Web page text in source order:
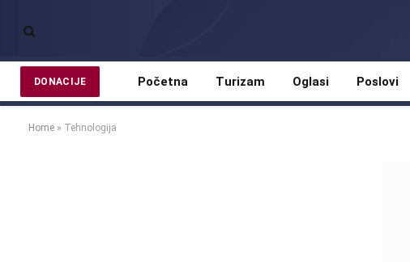
DONACIJE Početna Turizam Oglasi Poslovi
Home » Tehnologija